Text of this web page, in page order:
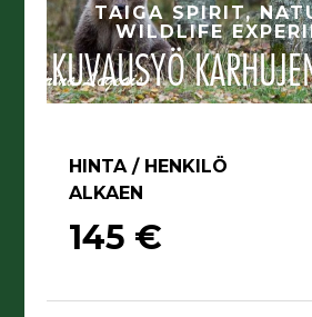
TAIGA SPIRIT,
WILDLIFE
KUVAUSYÖ
HINTA / HENKILÖ
ALKAEN
145 €